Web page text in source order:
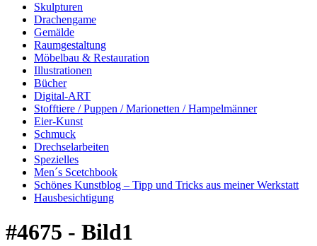
Skulpturen
Drachengame
Gemälde
Raumgestaltung
Möbelbau & Restauration
Illustrationen
Bücher
Digital-ART
Stofftiere / Puppen / Marionetten / Hampelmänner
Eier-Kunst
Schmuck
Drechselarbeiten
Spezielles
Men´s Scetchbook
Schönes Kunstblog – Tipp und Tricks aus meiner Werkstatt
Hausbesichtigung
#4675 - Bild1